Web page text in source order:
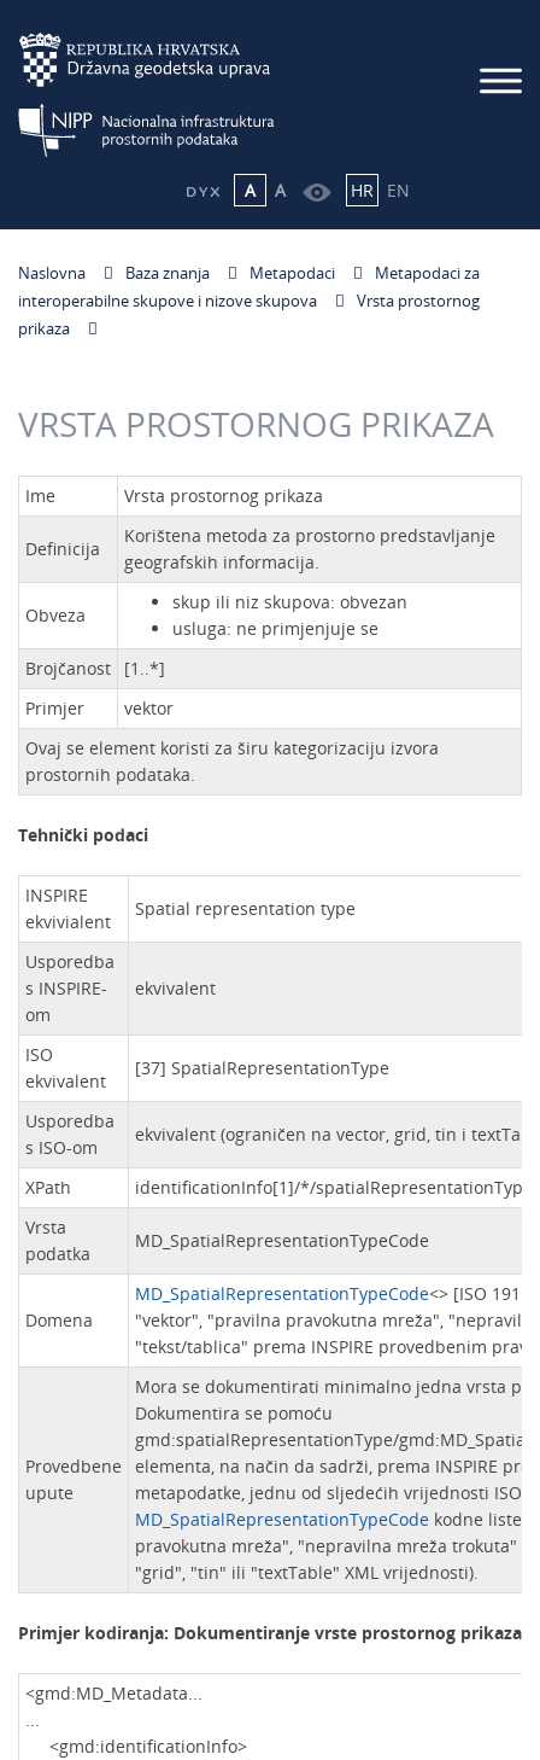
A A HR EN
Naslovna Baza znanja Metapodaci
Metapodaci za
interoperabilne skupove i nizove skupova
Vrsta prostornog
prikaza
VRSTA PROSTORNOG PRIKAZA
Ime Vrsta prostornog prikaza
Definicija
Korištena metoda za prostorno predstavljanje
geografskih informacija.
Obveza
skup ili niz skupova: obvezan
usluga: ne primjenjuje se
Brojčanost
[1..*]
Primjer
vektor
Ovaj se element koristi za širu kategorizaciju izvora
prostornih podataka.
Tehnički podaci
INSPIRE
ekvivialent
Spatial representation type
Usporedba
s INSPIRE-
om
ekvivalent
ISO
ekvivalent
[37] SpatialRepresentationType
Usporedba
s ISO-om
ekvivalent (ograničen na vector, grid, tin i
XPath
identificationInfo[1]/*/spatialRepresentationType
Vrsta
podatka
MD_SpatialRepresentationTypeCode
Domena
MD_SpatialRepresentationTypeCode<> [ISO
"vektor", "pravilna pravokutna mreža",
"tekst/tablica" prema INSPIRE provedbenim
Provedbene
upute
Mora se dokumentirati minimalno jedna vrsta
Dokumentira se pomoću
gmd:spatialRepresentationType/
elementa, na način da sadrži, prema INSPIRE
metapodatke, jednu od sljedećih vrijednosti ISO
MD_SpatialRepresentationTypeCode kodne liste:
pravokutna mreža", "nepravilna mreža trokuta"
"grid", "tin" ili "textTable" XML vrijednosti).
Primjer kodiranja: Dokumentiranje vrste prostornog prikaza
<gmd:MD_Metadata...
...
<gmd:identificationInfo>